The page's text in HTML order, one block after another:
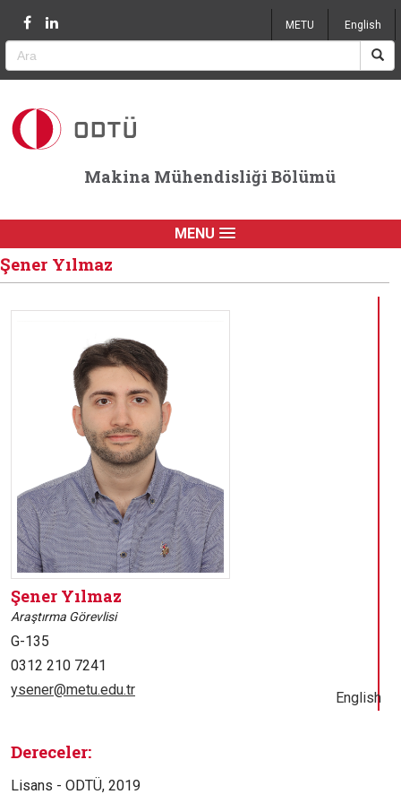
METU English
Makina Mühendisliği Bölümü
MENU
Şener Yılmaz
Şener Yılmaz
Araştırma Görevlisi
G-135
0312 210 7241
ysener@metu.edu.tr
English
Dereceler:
Lisans - ODTÜ, 2019